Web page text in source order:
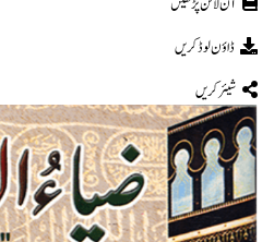
ڈاؤن لوڈ کریں
شیئر کریں